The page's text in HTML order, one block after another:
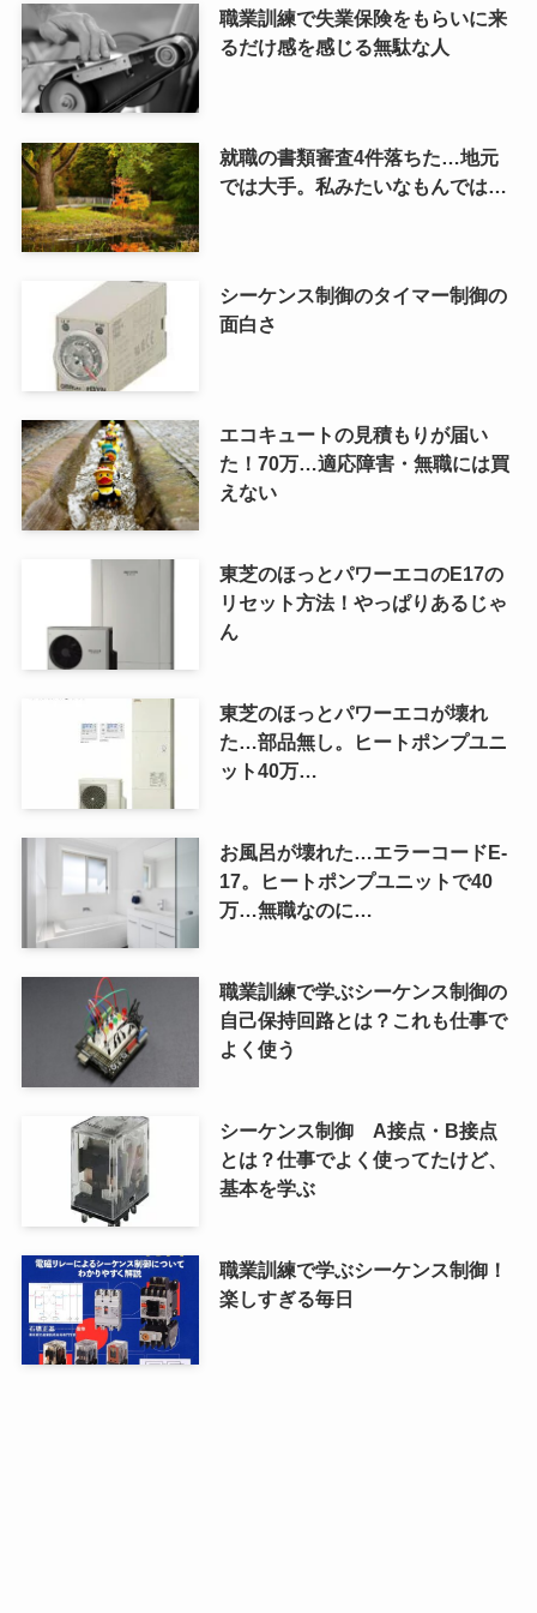
職業訓練で失業保険をもらいに来
るだけ感を感じる無駄な人
就職の書類審査4件落ちた…地元
では大手。私みたいなもんでは…
シーケンス制御のタイマー制御の
面白さ
エコキュートの見積もりが届い
た！70万…適応障害・無職には買
えない
東芝のほっとパワーエコのE17の
リセット方法！やっぱりあるじゃ
ん
東芝のほっとパワーエコが壊れ
た…部品無し。ヒートポンプユニ
ット40万…
お風呂が壊れた…エラーコードE-
17。ヒートポンプユニットで40
万…無職なのに…
職業訓練で学ぶシーケンス制御の
自己保持回路とは？これも仕事で
よく使う
シーケンス制御 A接点・B接点
とは？仕事でよく使ってたけど、
基本を学ぶ
職業訓練で学ぶシーケンス制御！
楽しすぎる毎日